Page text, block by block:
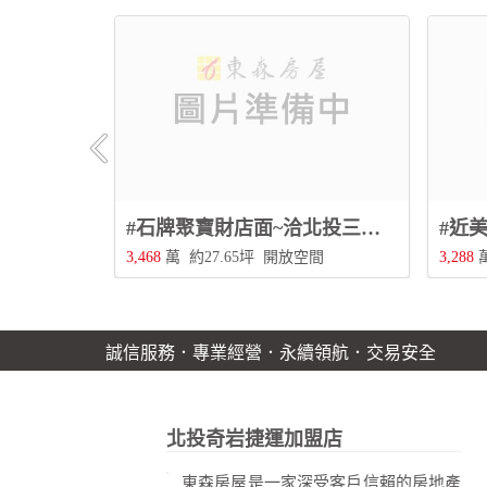
#石牌聚寶財店面~洽北投三合街二段480號0228967788
3,468 萬 約27.65坪 開放空間 3,288
誠信服務．專業經營．永續領航．交易安全
北投奇岩捷運加盟店
東森房屋是一家深受客戶信賴的房地產